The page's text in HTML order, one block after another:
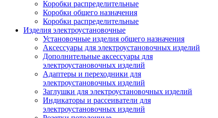
Коробки распределительные
Коробки общего назначения
Коробки распределительные
Изделия электроустановочные
Установочные изделия общего назначения
Аксессуары для электроустановочных изделий
Дополнительные аксессуары для
электроустановочных изделий
Адаптеры и переходники для
электроустановочных изделий
Заглушки для электроустановочных изделий
Индикаторы и рассеиватели для
электроустановочных изделий